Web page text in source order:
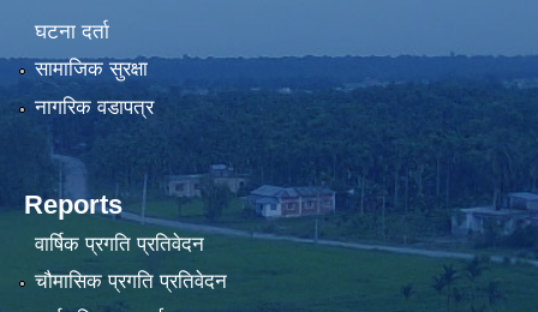
घटना दर्ता
सामाजिक सुरक्षा
नागरिक वडापत्र
Reports
वार्षिक प्रगति प्रतिवेदन
चौमासिक प्रगति प्रतिवेदन